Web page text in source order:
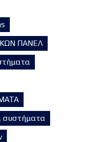
ΠΑΝΕΛ
συστήματα